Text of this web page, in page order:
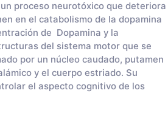
proceso neurotóxico que deteriora
en el catabolismo de la dopamina
de Dopamina y la
del sistema motor que se
por un núcleo caudado, putamen
y el cuerpo estriado. Su
el aspecto cognitivo de los